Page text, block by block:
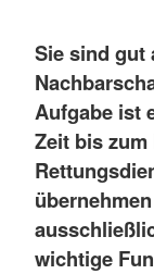
Sie sind gut
Aufgabe ist
Zeit bis
wichtige